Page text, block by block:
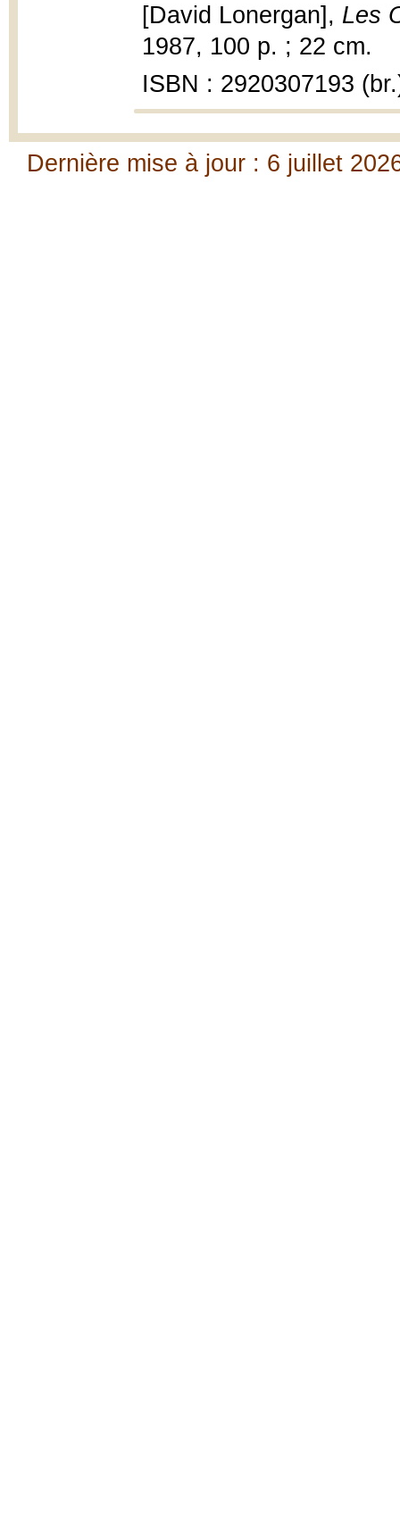
[David Lonergan], Les
1987, 100 p. ; 22 cm.
ISBN : 2920307193
Dernière mise à jour : 6 juillet